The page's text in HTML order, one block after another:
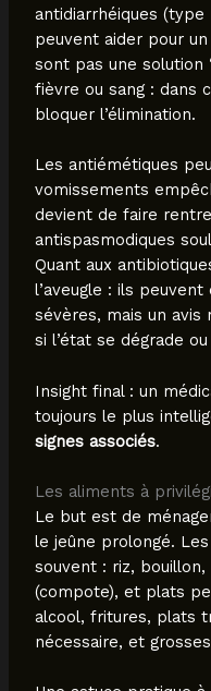
antidiarrhéiques
peuvent aider pour
sont pas une solution
fièvre ou sang : dans
bloquer l’élimination.
Les antiémétiques
vomissements
devient de faire
antispasmodiques
Quant aux
l’aveugle : ils
sévères, mais un
si l’état se dégrade
Insight final : un
toujours le plus
signes associés.
Les aliments à
Le but est de
le jeûne prolongé.
souvent : riz,
(compote), et plats
alcool, fritures, plats
nécessaire, et